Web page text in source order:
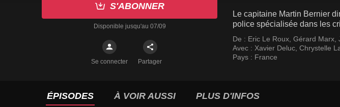
S'ABONNER
Disponible jusqu'au 07/09
Se connecter Partager
Le capitaine Martin Bernier
police spécialisée dans les
De : Eric Le Roux Gérard Marx
Avec : Xavier Deluc Chrystelle
Pays : France
ÉPISODES À VOIR AUSSI PLUS D'INFOS